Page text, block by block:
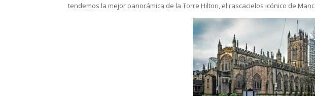
tendemos la mejor panorámica de la Torre Hilton, el rascacielos icónico de